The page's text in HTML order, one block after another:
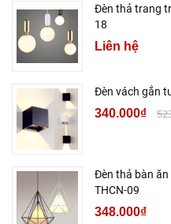
Đèn thả trang
18
Liên hệ
Đèn vách gắn
340.000₫
Đèn thả bàn
THCN-09
348.000₫